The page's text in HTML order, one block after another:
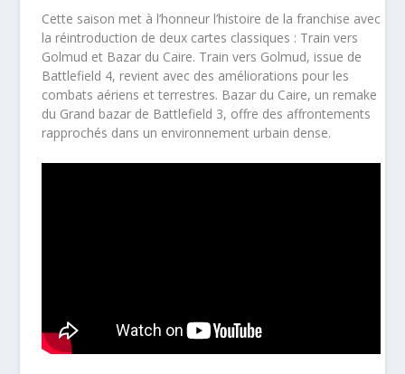
Cette saison met à l’honneur l’histoire de la franchise avec
la réintroduction de deux cartes classiques : Train vers
Golmud et Bazar du Caire. Train vers Golmud, issue de
Battlefield 4, revient avec des améliorations pour les
combats aériens et terrestres. Bazar du Caire, un remake
du Grand bazar de Battlefield 3, offre des affrontements
rapprochés dans un environnement urbain dense.